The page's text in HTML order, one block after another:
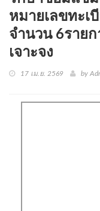
หมายเลขทะเ
จำนวน 6รายก
เจาะจง
17 เม.ย. 2569 by